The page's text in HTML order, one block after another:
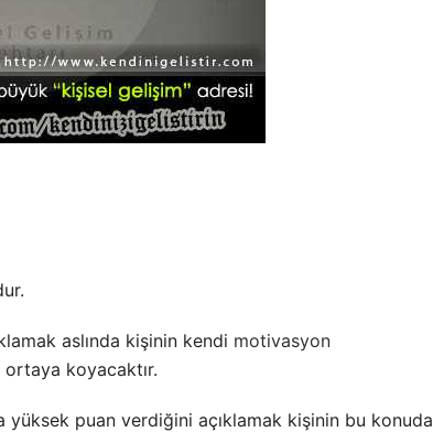
aslında kişinin kendi motivasyon
ortaya koyacaktır.
puan verdiğini açıklamak kişinin bu konuda